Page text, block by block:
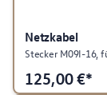
Netzkabel
125,00€*